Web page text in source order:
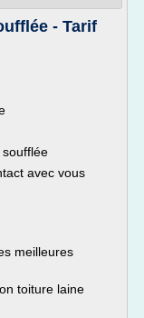
- Tarif
avec vous
meilleures
toiture laine